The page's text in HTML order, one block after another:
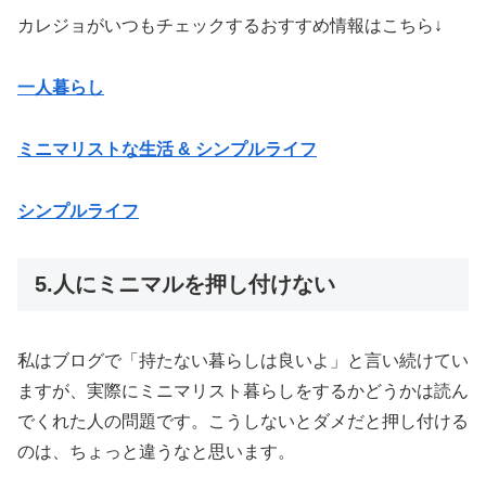
カレジョがいつもチェックするおすすめ情報はこちら↓
一人暮らし
ミニマリストな生活 & シンプルライフ
シンプルライフ
5.人にミニマルを押し付けない
私はブログで「持たない暮らしは良いよ」と言い続けてい
ますが、実際にミニマリスト暮らしをするかどうかは読ん
でくれた人の問題です。こうしないとダメだと押し付ける
のは、ちょっと違うなと思います。